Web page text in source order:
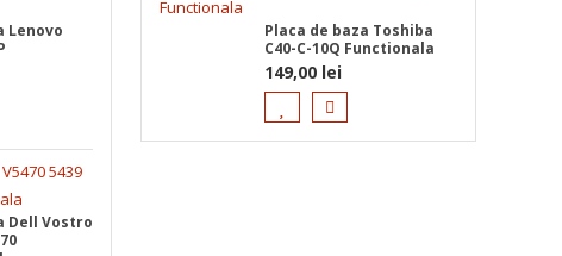
Lenovo
Dell Vostro
Placa de baza Toshiba
C40-C-10Q Functionala
149,00 lei